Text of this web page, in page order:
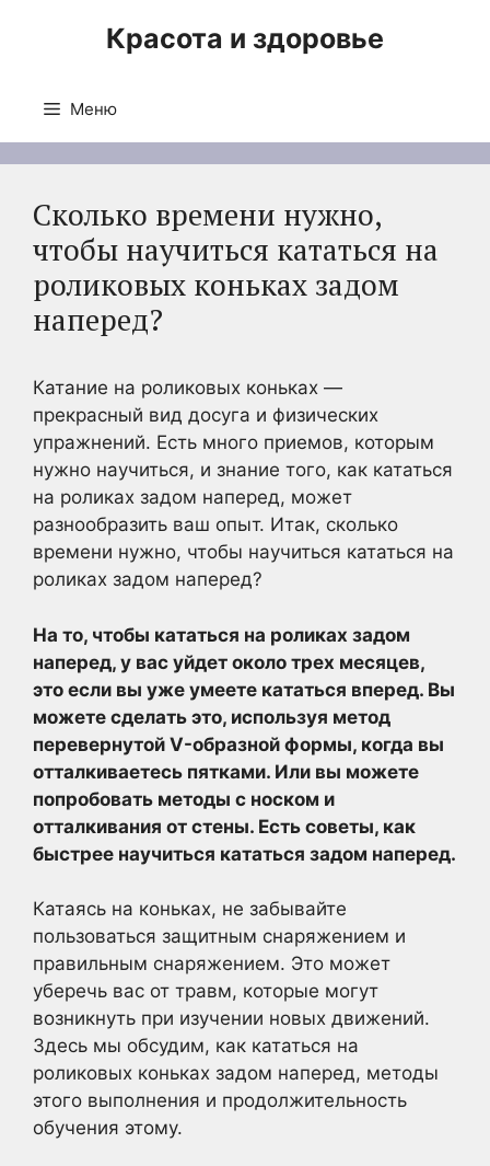
Красота и здоровье
Меню
Сколько времени нужно,
чтобы научиться кататься на
роликовых коньках задом
наперед?
Катание на роликовых коньках —
прекрасный вид досуга и физических
упражнений. Есть много приемов, которым
нужно научиться, и знание того, как кататься
на роликах задом наперед, может
разнообразить ваш опыт. Итак, сколько
времени нужно, чтобы научиться кататься на
роликах задом наперед?
На то, чтобы кататься на роликах задом
наперед, у вас уйдет около трех месяцев,
это если вы уже умеете кататься вперед. Вы
можете сделать это, используя метод
перевернутой V-образной формы, когда вы
отталкиваетесь пятками. Или вы можете
попробовать методы с носком и
отталкивания от стены. Есть советы, как
быстрее научиться кататься задом наперед.
Катаясь на коньках, не забывайте
пользоваться защитным снаряжением и
правильным снаряжением. Это может
уберечь вас от травм, которые могут
возникнуть при изучении новых движений.
Здесь мы обсудим, как кататься на
роликовых коньках задом наперед, методы
этого выполнения и продолжительность
обучения этому.